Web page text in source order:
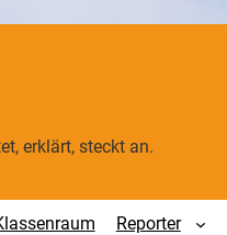
erklärt, steckt an.
Reporter